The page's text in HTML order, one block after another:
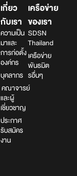
เกี่ยว
กับเรา
ความเป็น
มาและ
การก่อตั้ง
องค์กร
บุคลากร
คณาจารย์
และผู้
เชี่ยวชาญ
ประกาศ
รับสมัคร
งาน
เครือข่าย
ของเรา
SDSN
Thailand
เครือข่าย
พันธมิต
รอื่นๆ